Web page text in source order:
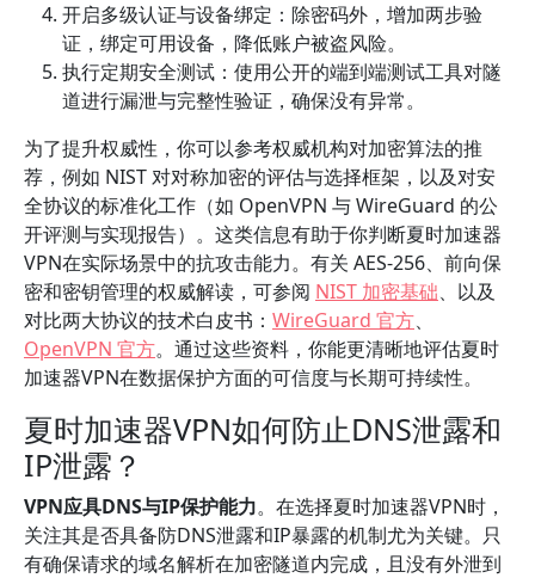
开启多级认证与设备绑定：除密码外，增加两步验
证，绑定可用设备，降低账户被盗风险。
执行定期安全测试：使用公开的端到端测试工具对隧
道进行漏泄与完整性验证，确保没有异常。
为了提升权威性，你可以参考权威机构对加密算法的推
荐，例如 NIST 对对称加密的评估与选择框架，以及对安
全协议的标准化工作（如 OpenVPN 与 WireGuard 的公
开评测与实现报告）。这类信息有助于你判断夏时加速器
VPN在实际场景中的抗攻击能力。有关 AES-256、前向保
密和密钥管理的权威解读，可参阅 NIST 加密基础、以及
对比两大协议的技术白皮书： WireGuard 官方、
OpenVPN 官方。通过这些资料，你能更清晰地评估夏时
加速器VPN在数据保护方面的可信度与长期可持续性。
夏时加速器VPN如何防止DNS泄露和
IP泄露？
VPN应具DNS与IP保护能力。在选择夏时加速器VPN时，
关注其是否具备防DNS泄露和IP暴露的机制尤为关键。只
有确保请求的域名解析在加密隧道内完成，且没有外泄到